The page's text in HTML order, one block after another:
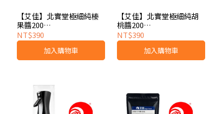
【艾佳】北實堂極細純榛
果醬200
克/4711738582213
NT$390
加入購物車
【艾佳】北實堂極細純胡
桃醬200
克/4711738582411
NT$390
加入購物車